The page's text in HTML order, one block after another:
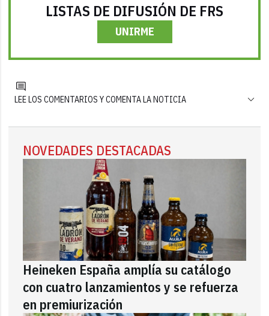
LISTAS DE DIFUSIÓN DE FRS
UNIRME
LEE LOS COMENTARIOS Y COMENTA LA NOTICIA
NOVEDADES DESTACADAS
Heineken España amplía su catálogo
con cuatro lanzamientos y se refuerza
en premiurización